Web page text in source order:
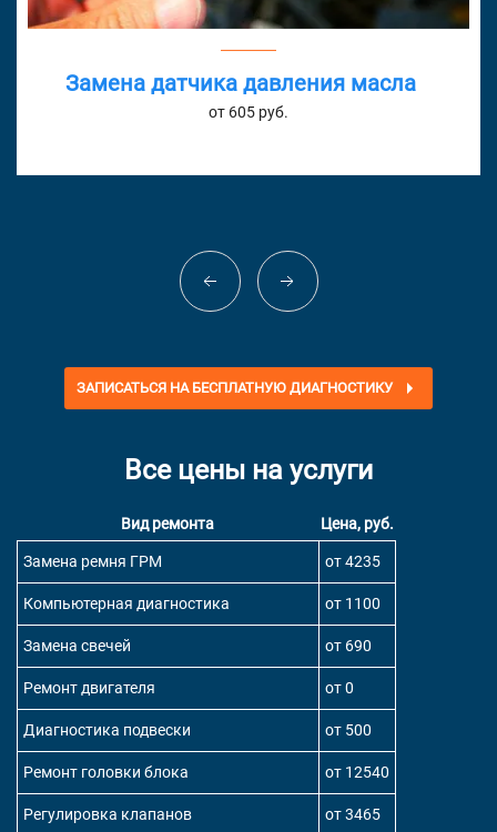
Замена датчика давления масла
от 605 руб.
ЗАПИСАТЬСЯ НА БЕСПЛАТНУЮ ДИАГНОСТИКУ
Все цены на услуги
Вид ремонта
Цена, руб.
Замена ремня ГРМ
от 4235
Компьютерная диагностика от 1100
Замена свечей от 690
Ремонт двигателя от 0
Диагностика подвески от 500
Ремонт головки блока от 12540
Регулировка клапанов от 3465